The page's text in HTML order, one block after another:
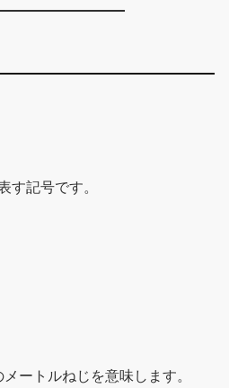
す記号です。
ートルねじを意味します。